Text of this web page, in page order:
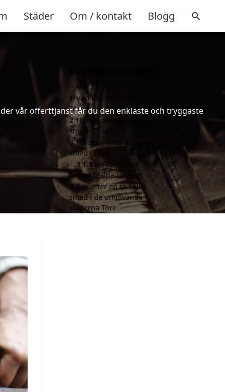
Städer Om / kontakt Blogg
vår offerttjänst får du den enklaste och tryggaste
gömma
1 Vad kan en smed i
Töre hjälpa till med?
2 Hur mycket kostar en
smed i Töre?
3 Fördelar med att välja
smed i Töre
3.1 Som smed kan
man hjälpa till med:
4 Sök efter en skicklig
smed i de omgivande
städerna Töre